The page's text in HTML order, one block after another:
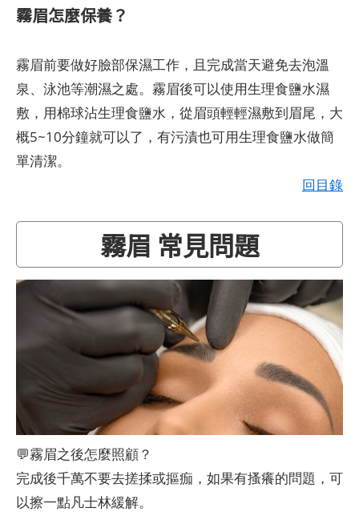
霧眉怎麼保養？
霧眉前要做好臉部保濕工作，且完成當天避免去泡溫
泉、泳池等潮濕之處。霧眉後可以使用生理食鹽水濕
敷，用棉球沾生理食鹽水，從眉頭輕輕濕敷到眉尾，大
概5~10分鐘就可以了，有污漬也可用生理食鹽水做簡
單清潔。
回目錄
霧眉 常見問題
💬霧眉之後怎麼照顧？
完成後千萬不要去搓揉或摳痂，如果有搔癢的問題，可
以擦一點凡士林緩解。